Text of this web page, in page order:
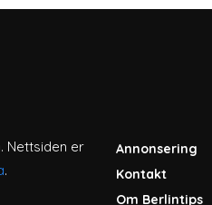
Nettsiden er
.
Annonsering
Kontakt
Om Berlintips